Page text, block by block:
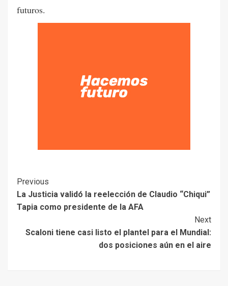
futuros.
Previous
La Justicia validó la reelección de Claudio “Chiqui”
Tapia como presidente de la AFA
Next
Scaloni tiene casi listo el plantel para el Mundial:
dos posiciones aún en el aire